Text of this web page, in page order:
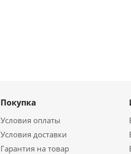
Покупка
Условия оплаты
Условия доставки
Гарантия на товар